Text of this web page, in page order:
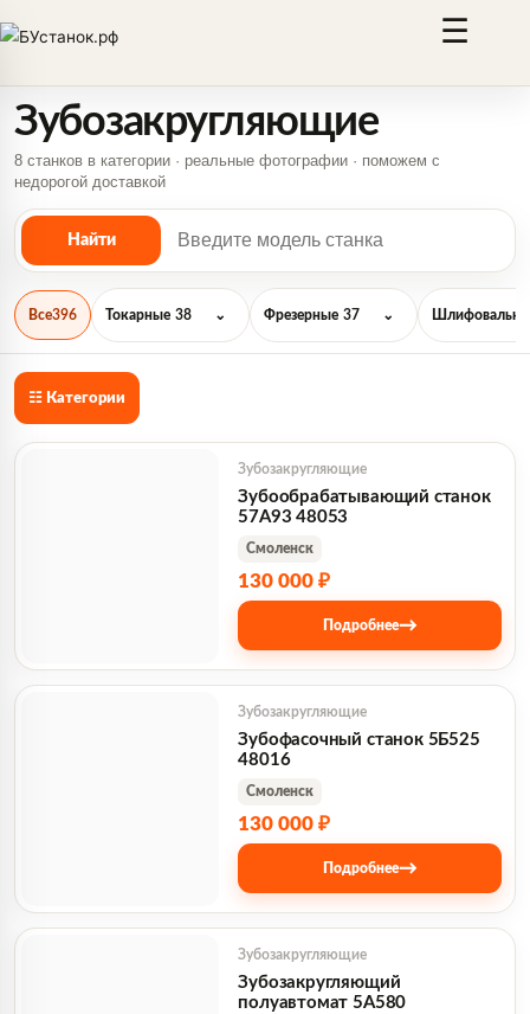
☰
Зубозакругляющие
8 станков в категории · реальные фотографии · поможем с
недорогой доставкой
Все396 Токарные 38 ⌄ Фрезерные 37 ⌄
☷ Категории
Зубообрабатывающий станок
57А93 48053
Зубозакругляющие
130 000 ₽
Смоленск
Подробнее→
Зубофасочный станок 5Б525
48016
Зубозакругляющие
130 000 ₽
Смоленск
Подробнее→
Зубозакругляющий
полуавтомат 5А580
Зубозакругляющие